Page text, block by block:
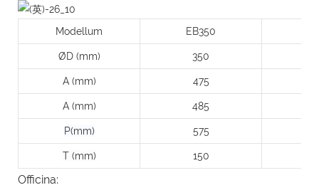
Modellum EB350
ØD (mm) 350
A (mm) 475
A (mm) 485
P(mm) 575
T (mm) 150
Officina: